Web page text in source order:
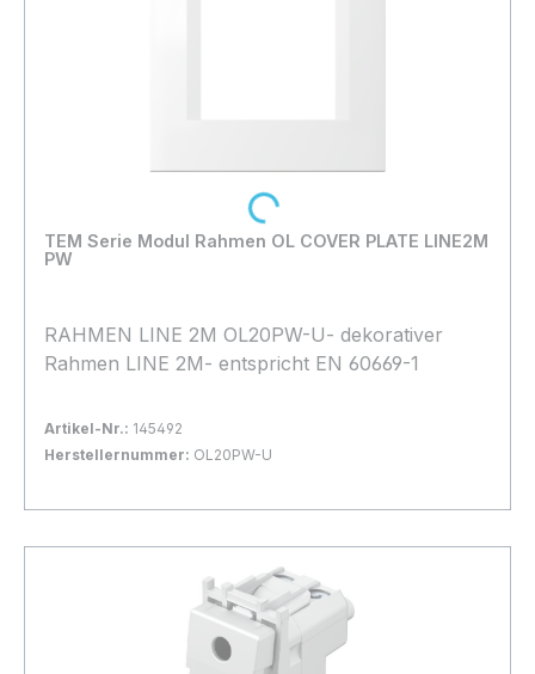
TEM Serie Modul Rahmen OL COVER PLATE LINE2M
PW
RAHMEN LINE 2M OL20PW-U- dekorativer
Rahmen LINE 2M- entspricht EN 60669-1
Artikel-Nr.: 145492
Herstellernummer: OL20PW-U
In den Warenkorb
Loading...